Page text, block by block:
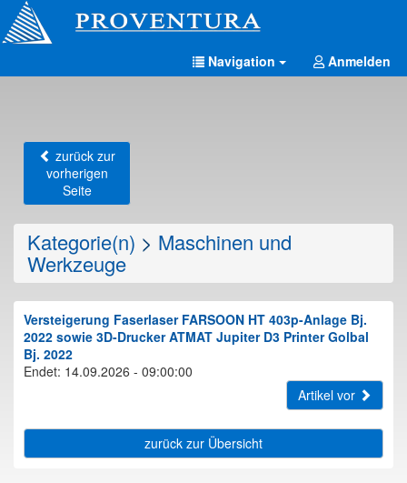
Navigation Anmelden
zurück zur
vorherigen
Seite
Kategorie(n) > Maschinen und
Werkzeuge
Versteigerung Faserlaser FARSOON HT 403p-Anlage Bj.
2022 sowie 3D-Drucker ATMAT Jupiter D3 Printer Golbal
Bj. 2022
Endet: 14.09.2026 - 09:00:00
Artikel vor
zurück zur Übersicht